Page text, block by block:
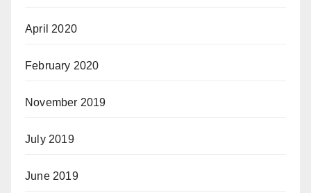
April 2020
February 2020
November 2019
July 2019
June 2019